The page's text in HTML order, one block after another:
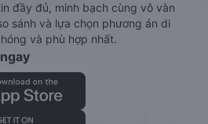
đầy đủ, minh bạch cùng vô vàn
sánh và lựa chọn phương án di
và phù hợp nhất.